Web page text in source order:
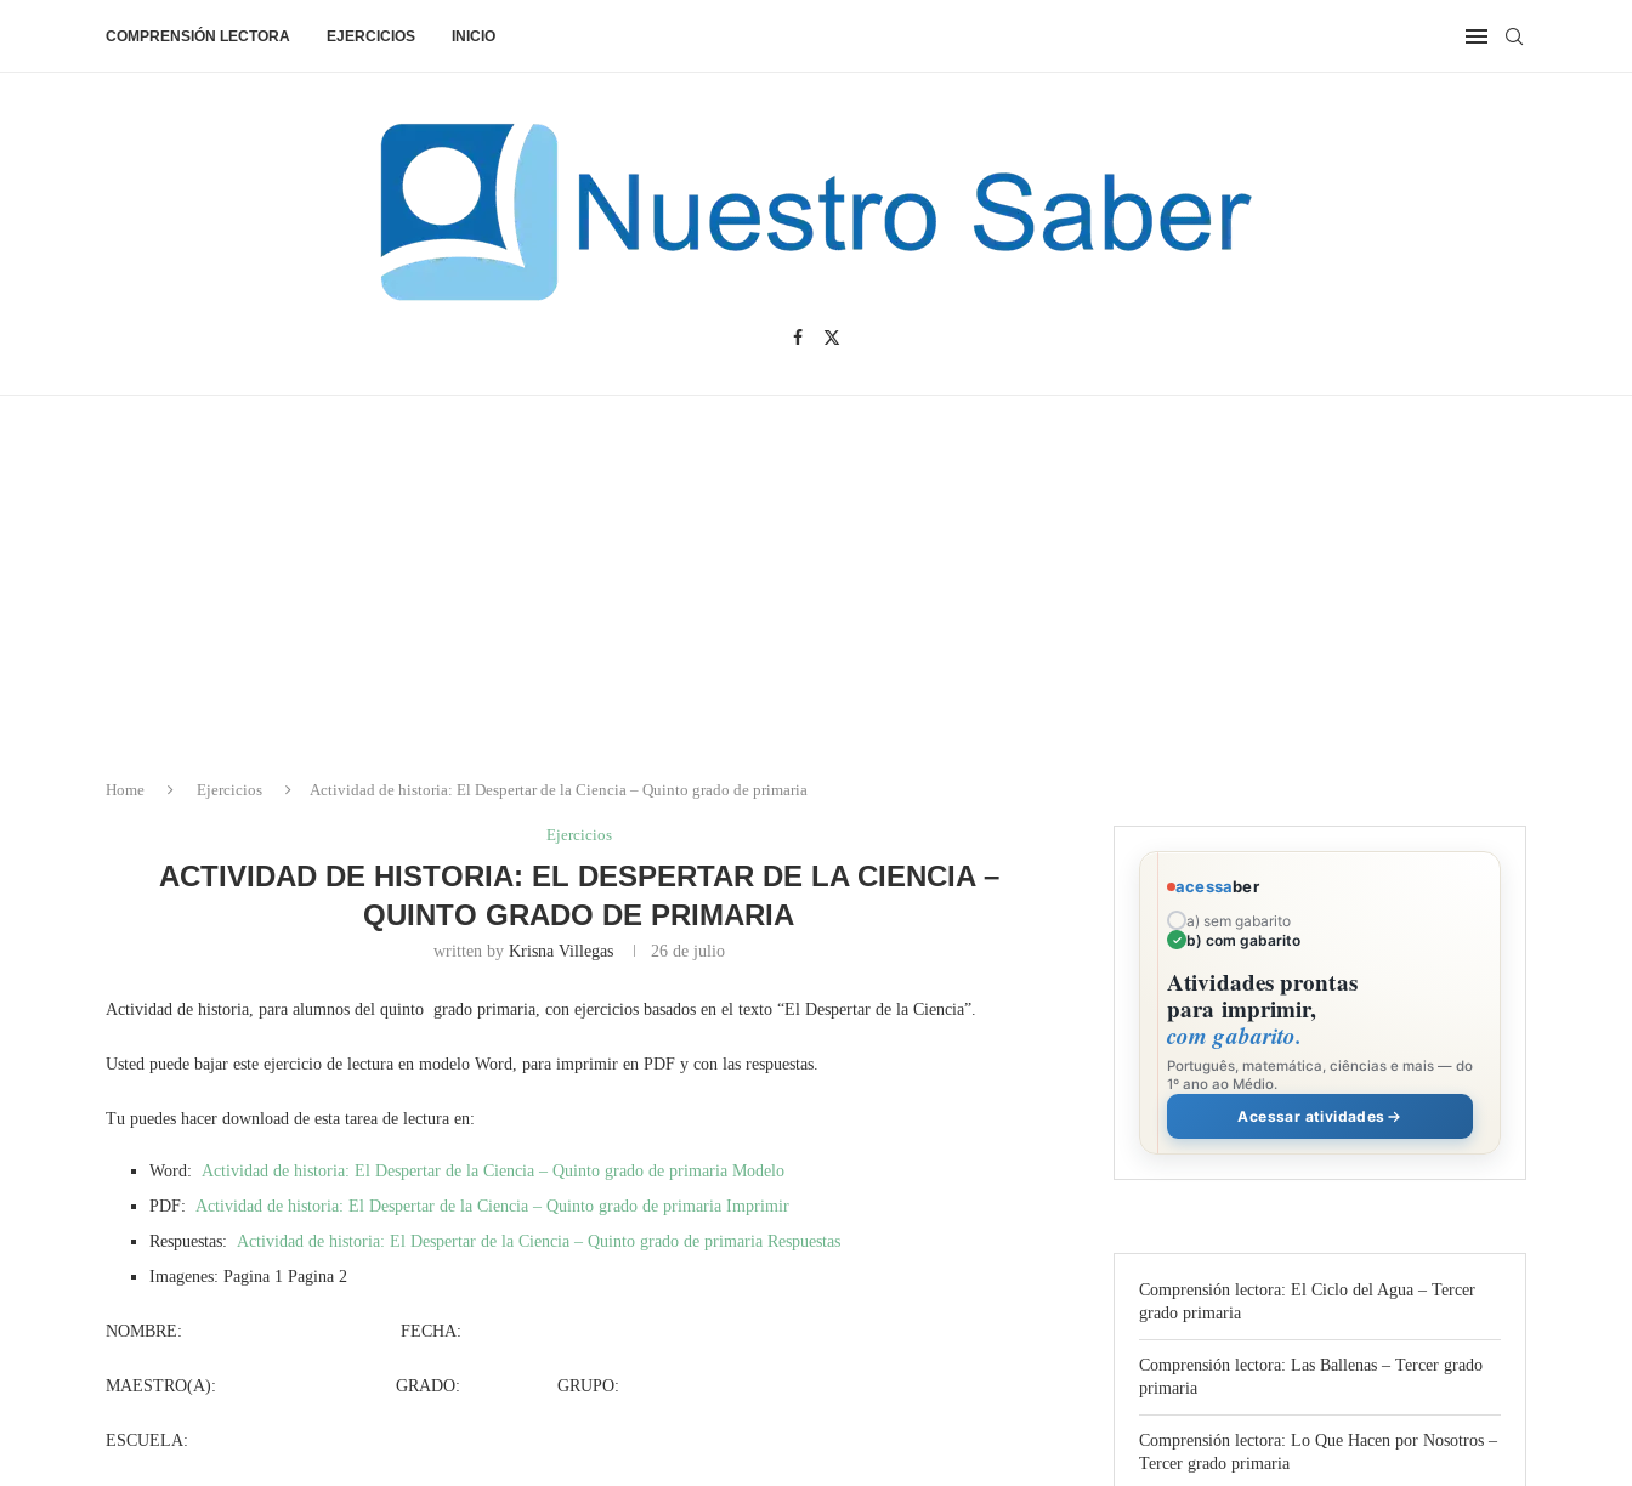
COMPRENSIÓN LECTORA EJERCICIOS INICIO
Home Ejercicios Actividad de historia: El Despertar de la Ciencia – Quinto grado de primaria
Ejercicios
ACTIVIDAD DE HISTORIA: EL DESPERTAR DE LA CIENCIA –
QUINTO GRADO DE PRIMARIA
written by Krisna Villegas 26 de julio
Actividad de historia, para alumnos del quinto grado primaria, con ejercicios basados en el texto “El Despertar de la Ciencia”.
Usted puede bajar este ejercicio de lectura en modelo Word, para imprimir en PDF y con las respuestas.
Tu puedes hacer download de esta tarea de lectura en:
Word: Actividad de historia: El Despertar de la Ciencia – Quinto grado de primaria Modelo
PDF: Actividad de historia: El Despertar de la Ciencia – Quinto grado de primaria Imprimir
Respuestas: Actividad de historia: El Despertar de la Ciencia – Quinto grado de primaria Respuestas
Imagenes: Pagina 1 Pagina 2
NOMBRE: FECHA:
MAESTRO(A): GRADO: GRUPO:
ESCUELA:
acessaber
a) sem gabarito
b) com gabarito
Atividades prontas
para imprimir,
com gabarito.
Português, matemática, ciências e mais — do
1º ano ao Médio.
Acessar atividades
Comprensión lectora: El Ciclo del Agua – Tercer
grado primaria
Comprensión lectora: Las Ballenas – Tercer grado
primaria
Comprensión lectora: Lo Que Hacen por Nosotros –
Tercer grado primaria